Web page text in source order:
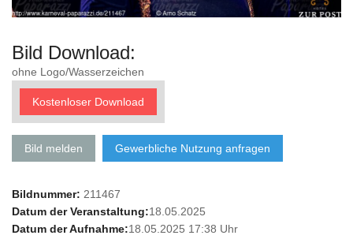
Bild Download:
ohne Logo/Wasserzeichen
Kostenloser Download
Bild melden Gewerbliche Nutzung anfragen
Bildnummer: 211467
Datum der Veranstaltung:18.05.2025
Datum der Aufnahme:18.05.2025 17:38 Uhr